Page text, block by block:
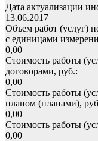
Дата актуализации
13.06.2017
Объем работ (услуг)
с единицами
0,00
Стоимость работы
договорами, руб.:
0,00
Стоимость работы
планом (планами),
0,00
Стоимость работы
0,00